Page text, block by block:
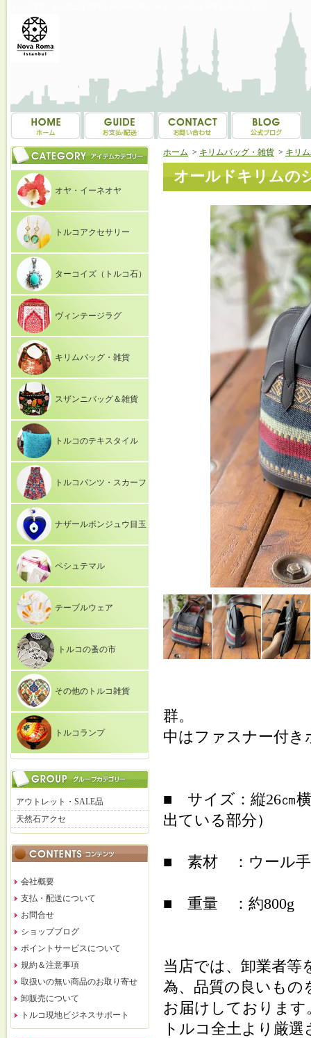
オヤ・イーネオヤ
トルコアクセサリー
ターコイズ（トルコ石）
ヴィンテージラグ
キリムバッグ・雑貨
スザンニバッグ＆雑貨
トルコのテキスタイル
トルコパンツ・スカーフ
ナザールボンジュウ目玉
ペシュテマル
テーブルウェア
トルコの蚤の市
その他のトルコ雑貨
トルコランプ
アウトレット・SALE品
天然石アクセ
会社概要
支払・配送について
お問合せ
ショップブログ
ポイントサービスについて
規約＆注意事項
取扱いの無い商品のお取り寄せ
卸販売について
トルコ現地ビジネスサポート
ホーム > キリムバッグ・雑貨 > キリ
オールドキリムの
群。
中はファスナー付
■ サイズ：縦26㎝
出ている部分）
■ 素材 ：ウール
■ 重量 ：約800g
当店では、卸業者等
為、品質の良いもの
お届けしております
トルコ全土より厳